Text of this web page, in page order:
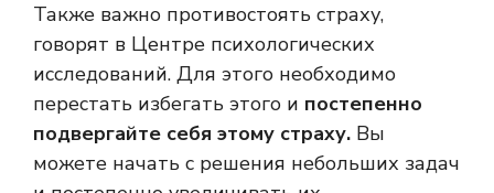
Также важно противостоять страху,
говорят в Центре психологических
исследований. Для этого необходимо
перестать избегать этого и постепенно
подвергайте себя этому страху. Вы
можете начать с решения небольших задач